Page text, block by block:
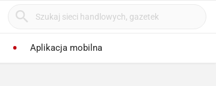
Aplikacja mobilna